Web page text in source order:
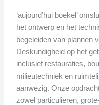
‘aujourd’hui boekel’
hetontwerp en het
begeleiden van plannen
Deskundigheid op het
inclusief restauraties,
milieutechniek en
aanwezig. Onze
zowel particulieren,